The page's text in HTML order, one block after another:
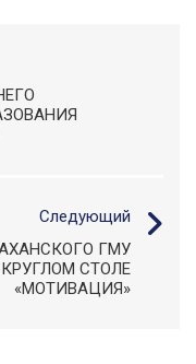
Следующий
ГМУ
СТОЛЕ
«МОТИВАЦИЯ»